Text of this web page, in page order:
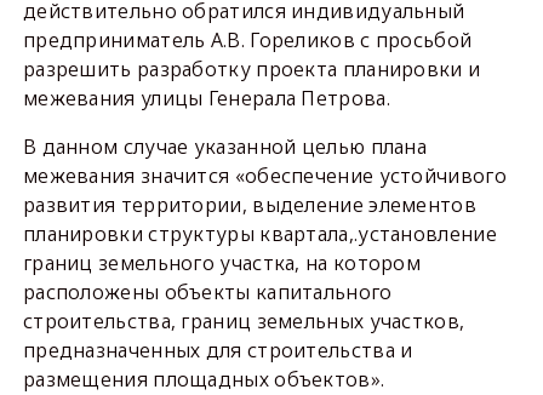
действительно обратился индивидуальный
предприниматель А.В. Гореликов с просьбой
разрешить разработку проекта планировки и
межевания улицы Генерала Петрова.
В данном случае указанной целью плана
межевания значится «обеспечение устойчивого
развития территории, выделение элементов
планировки структуры квартала,.установление
границ земельного участка, на котором
расположены объекты капитального
строительства, границ земельных участков,
предназначенных для строительства и
размещения площадных объектов».